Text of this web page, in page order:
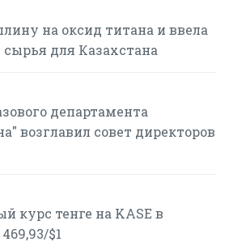
на оксид титана и ввела
для Казахстана
департамента
возглавил совет директоров
курс тенге на KASE в
$1